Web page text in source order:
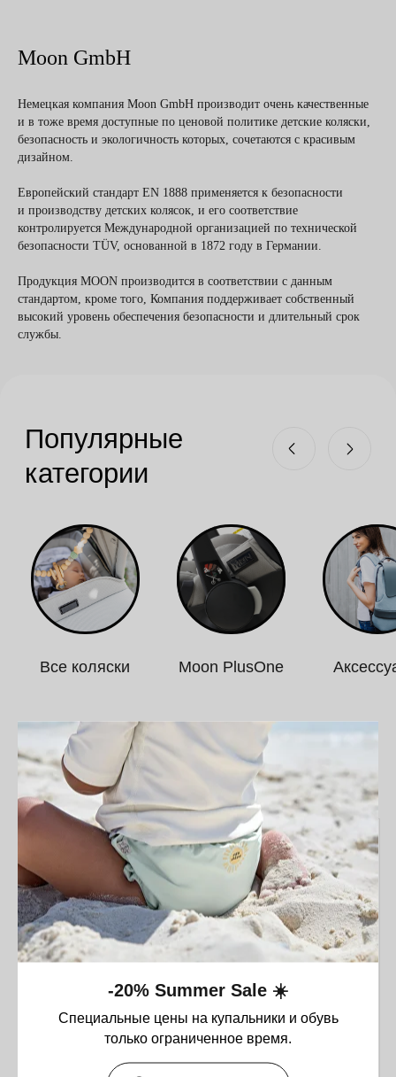
Moon GmbH
Немецкая компания Moon GmbН производит очень качественные
и в тоже время доступные по ценовой политике детские коляски,
безопасность и экологичность которых, сочетаются с красивым
дизайном.
Европейский стандарт EN 1888 применяется к безопасности
и производству детских колясок, и его соответствие
контролируется Международной организацией по технической
безопасности TÜV, основанной в 1872 году в Германии.
Продукция MOON производится в соответствии с данным
стандартом, кроме того, Компания поддерживает собственный
высокий уровень обеспечения безопасности и длительный срок
службы.
Популярные
категории
Все коляски
FILTERS
Оставайтесь в курсе новостей и
узнавайте первыми о наших
новинках
Компания
-20% Summer Sale ☀️
Специальные цены на купальники и обувь
только ограниченное время.